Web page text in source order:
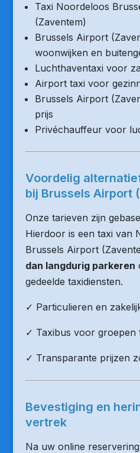
Taxi Noordeloos
(Zaventem)
Brussels Airport
woonwijken en
Luchthaventaxi voor
Airport taxi voor
Brussels Airport
prijs
Privéchauffeur voor
Voordelig
bij Brussels Airport
Onze tarieven zijn
Hierdoor is een taxi van
Brussels Airport
dan langdurig parkeren
gedeelde taxidiensten.
✓ Particulieren en
✓ Taxibus voor groepen
✓ Transparante prijzen
Bevestiging en
vertrek
Na uw online